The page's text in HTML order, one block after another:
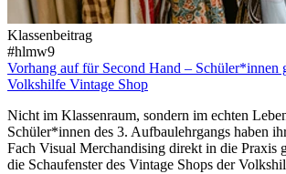
Klassenbeitrag
#hlmw9
Vorhang auf für Second Hand – Schüler*innen
Volkshilfe Vintage Shop
Nicht im Klassenraum, sondern im echten
Schüler*innen des 3. Aufbaulehrgangs haben
Fach Visual Merchandising direkt in die Praxis
die Schaufenster des Vintage Shops der